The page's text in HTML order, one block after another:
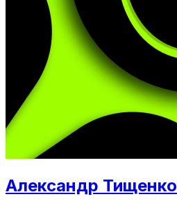
Александр Тищенко